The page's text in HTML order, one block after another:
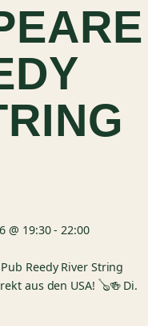
@ 19:30-22:00